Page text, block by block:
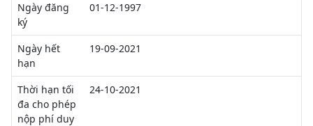
Ngày đăng
ký
01-12-1997
Ngày hết
hạn
19-09-2021
Thời hạn tối
đa cho phép
nộp phí duy
24-10-2021